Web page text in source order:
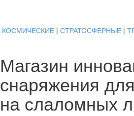
КОСМИЧЕСКИЕ | СТРАТОСФЕРНЫЕ |
Магазин
снаряжения
на слаломных